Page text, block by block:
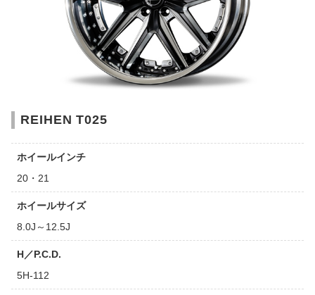
REIHEN T025
ホイールインチ
20・21
ホイールサイズ
8.0J～12.5J
H／P.C.D.
5H-112